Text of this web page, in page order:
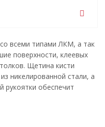
всеми типами ЛКМ, а так
поверхности, клеевых
Щетина кисти
никелированной стали, а
рукоятки обеспечит